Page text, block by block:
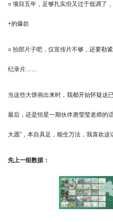
○ 项目五年，足够扎实但又过于低调了
+的爆款
○ 拍部片子吧，仅宣传片不够，还要勒
纪录片……
当这些大饼画出来时，我都开始怀疑这
最后，还是恒星一期伙伴唐莹莹老师的
大愿”，本自具足，能生万法，我喜欢这
先上一组数据：